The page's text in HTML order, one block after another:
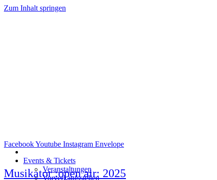
Zum Inhalt springen
Events & Tickets
Veranstaltungen
Vorverkaufsstellen
FacebookYoutube Instagram Envelope
Musikator :open air: 2025